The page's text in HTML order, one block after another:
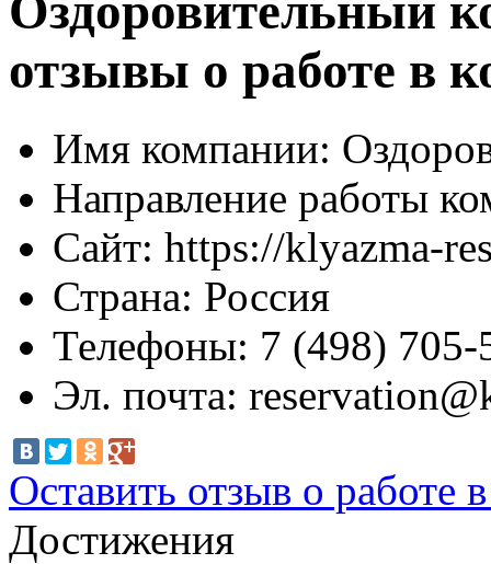
Оздоровительный
отзывы о работе в
Имя компании:
Направление работы
Сайт: https://klyazma-
Страна: Россия
Телефоны: 7 (498) 705-
Эл. почта:
Оставить отзыв о работе
Достижения